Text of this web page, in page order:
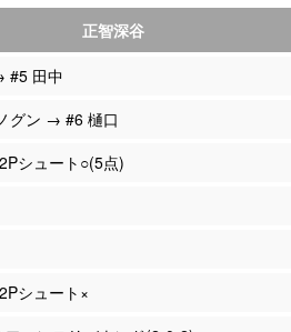
正智深谷
#5 田中
グン → #6 樋口
シュート○(5点)
シュート×